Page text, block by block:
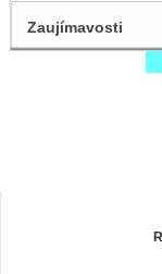
Zaujímavosti